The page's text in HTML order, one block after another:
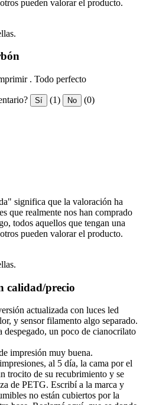
pueden valorar el producto.
. Todo perfecto
Sí (1) No (0)
significa que la valoración ha
que realmente nos han comprado
todos aquellos que tengan una
pueden valorar el producto.
calidad/precio
actualizada con luces led
y sensor filamento algo separado.
despegado, un poco de cianocrilato
impresión muy buena.
al 5 día, la cama por el
trocito de su recubrimiento y se
de PETG. Escribí a la marca y
no están cubiertos por la